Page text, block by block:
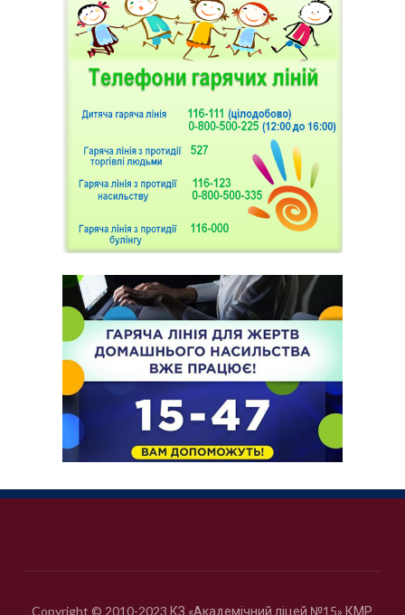
Copyright © 2010-2023 КЗ «Академічний ліцей №15» КМР